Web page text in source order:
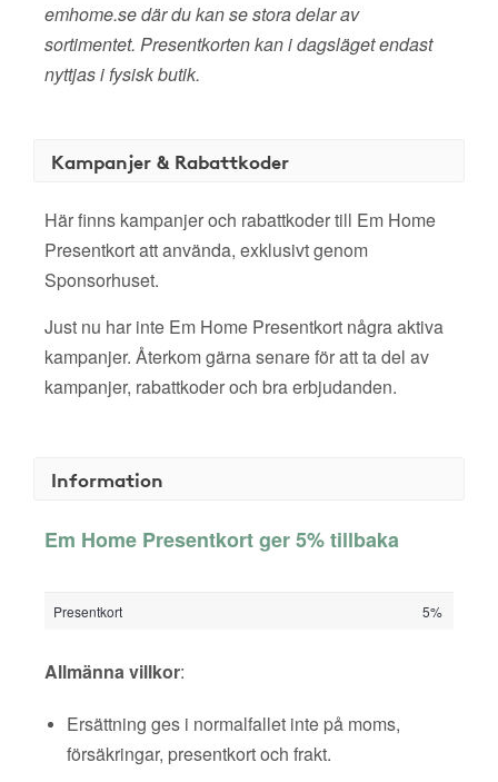
emhome.se där du kan se stora delar av
sortimentet. Presentkorten kan i dagsläget endast
nyttjas i fysisk butik.
Kampanjer & Rabattkoder
Här finns kampanjer och rabattkoder till Em Home
Presentkort att använda, exklusivt genom
Sponsorhuset.
Just nu har inte Em Home Presentkort några aktiva
kampanjer. Återkom gärna senare för att ta del av
kampanjer, rabattkoder och bra erbjudanden.
Information
Em Home Presentkort ger 5% tillbaka
Presentkort 5%
Allmänna villkor:
Ersättning ges i normalfallet inte på moms,
försäkringar, presentkort och frakt.